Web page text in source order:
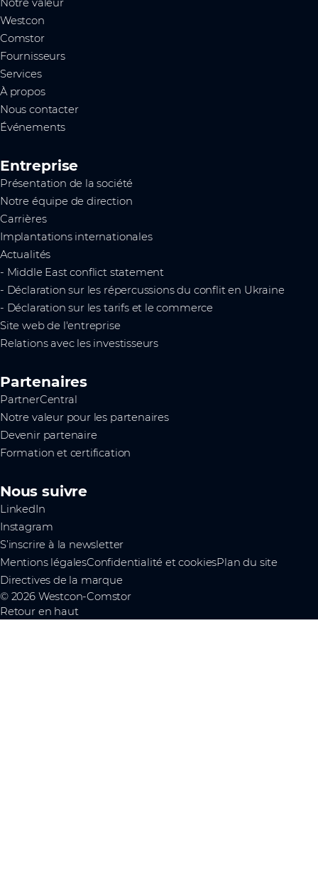
Notre valeur
Westcon
Comstor
Fournisseurs
Services
À propos
Nous contacter
Événements
Entreprise
Présentation de la société
Notre équipe de direction
Carrières
Implantations internationales
Actualités
- Middle East conflict statement
- Déclaration sur les répercussions du conflit en Ukraine
- Déclaration sur les tarifs et le commerce
Site web de l'entreprise
Relations avec les investisseurs
Partenaires
PartnerCentral
Notre valeur pour les partenaires
Devenir partenaire
Formation et certification
Nous suivre
LinkedIn
Instagram
S’inscrire à la newsletter
Mentions légalesConfidentialité et cookiesPlan du site
Directives de la marque
© 2026 Westcon-Comstor
Retour en haut